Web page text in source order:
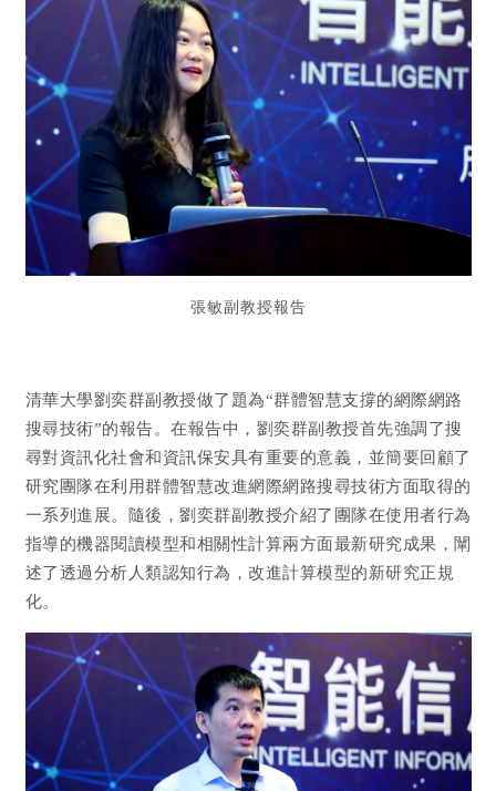
張敏副教授報告
清華大學劉奕群副教授做了題為“群體智慧支撐的網際網路
搜尋技術”的報告。在報告中，劉奕群副教授首先強調了搜
尋對資訊化社會和資訊保安具有重要的意義，並簡要回顧了
研究團隊在利用群體智慧改進網際網路搜尋技術方面取得的
一系列進展。隨後，劉奕群副教授介紹了團隊在使用者行為
指導的機器閱讀模型和相關性計算兩方面最新研究成果，闡
述了透過分析人類認知行為，改進計算模型的新研究正規
化。